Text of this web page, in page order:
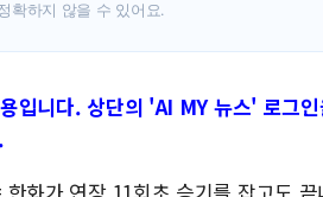
확하지 않을 수 있어요.
입니다. 상단의 'AI MY 뉴스' 로그